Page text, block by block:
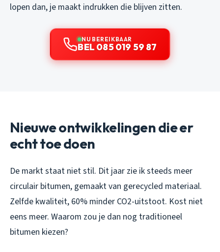
lopen dan, je maakt indrukken die blijven zitten.
NU BEREIKBAAR
BEL 085 019 59 87
Nieuwe ontwikkelingen die er
echt toe doen
De markt staat niet stil. Dit jaar zie ik steeds meer
circulair bitumen, gemaakt van gerecycled materiaal.
Zelfde kwaliteit, 60% minder CO2-uitstoot. Kost niet
eens meer. Waarom zou je dan nog traditioneel
bitumen kiezen?